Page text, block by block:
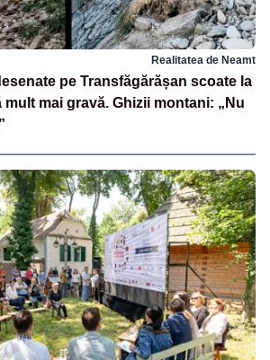
Realitatea de Neamt
pe Transfăgărășan scoate la
mai gravă. Ghizii montani: „Nu